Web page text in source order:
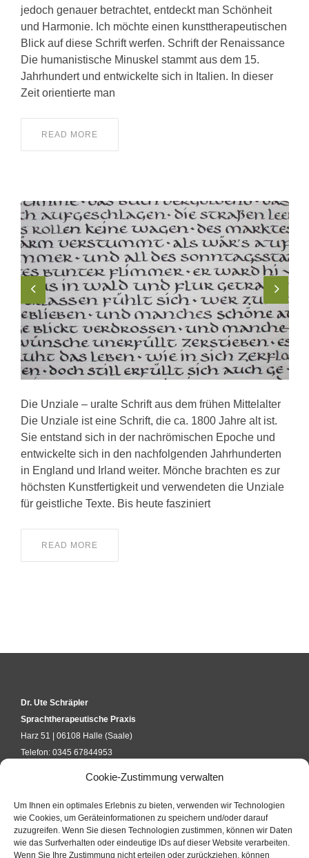
Cookie-Zustimmung verwalten
Um Ihnen ein optimales Erlebnis zu bieten, verwenden wir Technologien
wie Cookies, um Geräteinformationen zu speichern und/oder darauf
zuzugreifen. Wenn Sie diesen Technologien zustimmen, können wir Daten
wie das Surfverhalten oder eindeutige IDs auf dieser Website verarbeiten.
Wenn Sie Ihre Zustimmung nicht erteilen oder zurückziehen, können
jedoch genauer betrachtet, entdeckt man Schönheit
und Harmonie. Ich möchte einen kunsttherapeutischen
Blick auf diese Schrift werfen. Schrift der Renaissance
Die humanistische Minuskel stammt aus dem 15.
Jahrhundert und entwickelte sich in Italien. In dieser
Zeit orientierte man
READ MORE
Die Unziale – uralte Schrift aus dem frühen Mittelalter
Die Unziale ist eine Schrift, die ca. 1800 Jahre alt ist.
Sie entstand sich in der nachrömischen Epoche und
entwickelte sich in den nachfolgenden Jahrhunderten
in England und Irland weiter. Mönche brachten es zur
höchsten Kunstfertigkeit und verwendeten die Unziale
für geistliche Texte. Bis heute fasziniert
READ MORE
Dr. Ute Schräpler
Sprachtherapeutische Praxis
Harz 51 | 06108 Halle (Saale)
Telefon: 0345 67844953
KURSANFRAGE